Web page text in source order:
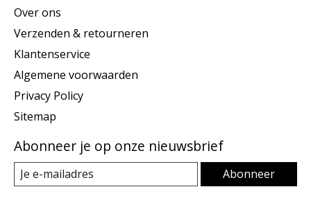
Over ons
Verzenden & retourneren
Klantenservice
Algemene voorwaarden
Privacy Policy
Sitemap
Abonneer je op onze nieuwsbrief
Abonneer